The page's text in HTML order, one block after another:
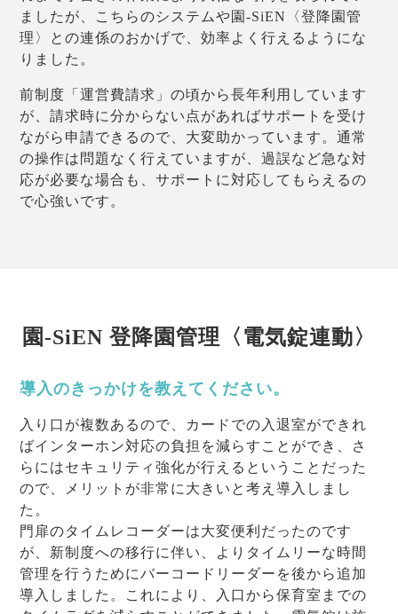
ましたが、こちらのシステムや園-SiEN〈登降園管
理〉との連係のおかげで、効率よく行えるようにな
りました。
前制度「運営費請求」の頃から長年利用しています
が、請求時に分からない点があればサポートを受け
ながら申請できるので、大変助かっています。通常
の操作は問題なく行えていますが、過誤など急な対
応が必要な場合も、サポートに対応してもらえるの
で心強いです。
園-SiEN 登降園管理〈電気錠連動〉
導入のきっかけを教えてください。
入り口が複数あるので、カードでの入退室ができれ
ばインターホン対応の負担を減らすことができ、さ
らにはセキュリティ強化が行えるということだった
ので、メリットが非常に大きいと考え導入しまし
た。
門扉のタイムレコーダーは大変便利だったのです
が、新制度への移行に伴い、よりタイムリーな時間
管理を行うためにバーコードリーダーを後から追加
導入しました。これにより、入口から保育室までの